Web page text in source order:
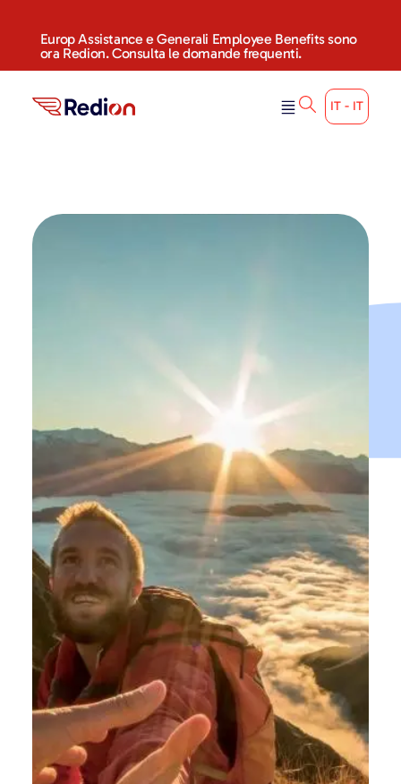
Europ Assistance e Generali Employee Benefits sono
ora Redion. Consulta le domande frequenti.
IT - IT